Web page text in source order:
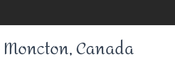
Canada